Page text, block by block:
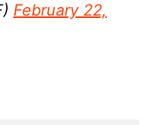
February 22,